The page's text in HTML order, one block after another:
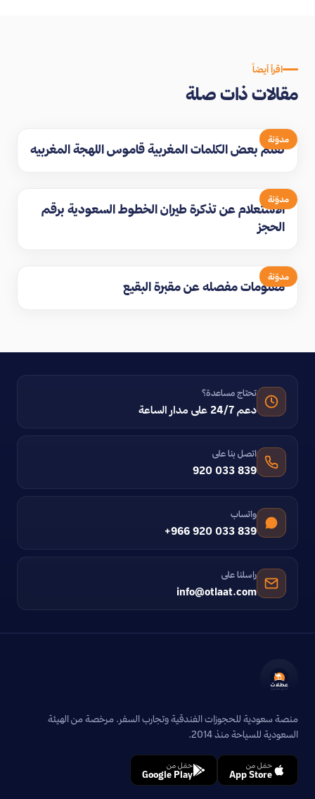
اقرأ أيضاً
مقالات ذات صلة
مدوّنة
تعلم بعض الكلمات المغربية قاموس اللهجة المغربيه
مدوّنة
الاستعلام عن تذكرة طيران الخطوط السعودية برقم
الحجز
مدوّنة
معلومات مفصله عن مقبرة البقيع
تحتاج مساعدة؟
دعم 24/7 على مدار الساعة
اتصل بنا على
920 033 839
واتساب
+966 920 033 839
راسلنا على
info@otlaat.com
منصة سعودية للحجوزات الفندقية وتجارب السفر. مرخصة من الهيئة
السعودية للسياحة منذ 2014.
حمّل من
App Store
حمّل من
Google Play